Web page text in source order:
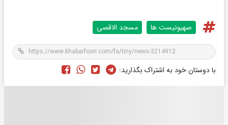
صهیونیست ها مسجد الاقصی
با دوستان خود به اشتراک بگذارید: